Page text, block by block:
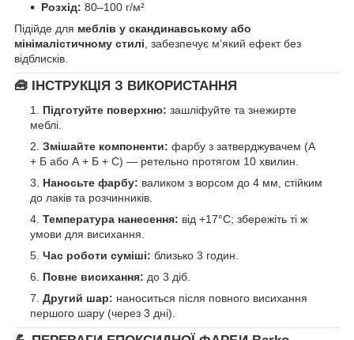
Розхід: 80–100 г/м²
Підійде для меблів у скандинавському або
мінімалістичному стилі, забезпечує м’який ефект без
відблисків.
🧰 ІНСТРУКЦІЯ З ВИКОРИСТАННЯ
Підготуйте поверхню: зашліфуйте та знежирте
меблі.
Змішайте компоненти: фарбу з затверджувачем (А
+ Б або А + Б + С) — ретельно протягом 10 хвилин.
Наносьте фарбу: валиком з ворсом до 4 мм, стійким
до лаків та розчинників.
Температура нанесення: від +17°C; збережіть ті ж
умови для висихання.
Час роботи суміші: близько 3 годин.
Повне висихання: до 3 діб.
Другий шар: наноситься після повного висихання
першого шару (через 3 дні).